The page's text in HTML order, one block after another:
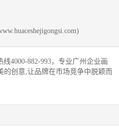
4000-882-993，专业广州企业画
创意,让品牌在市场竞争中脱颖而